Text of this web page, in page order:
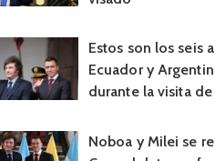
Estos son los seis
Ecuador y
durante la visita
Noboa y Milei se